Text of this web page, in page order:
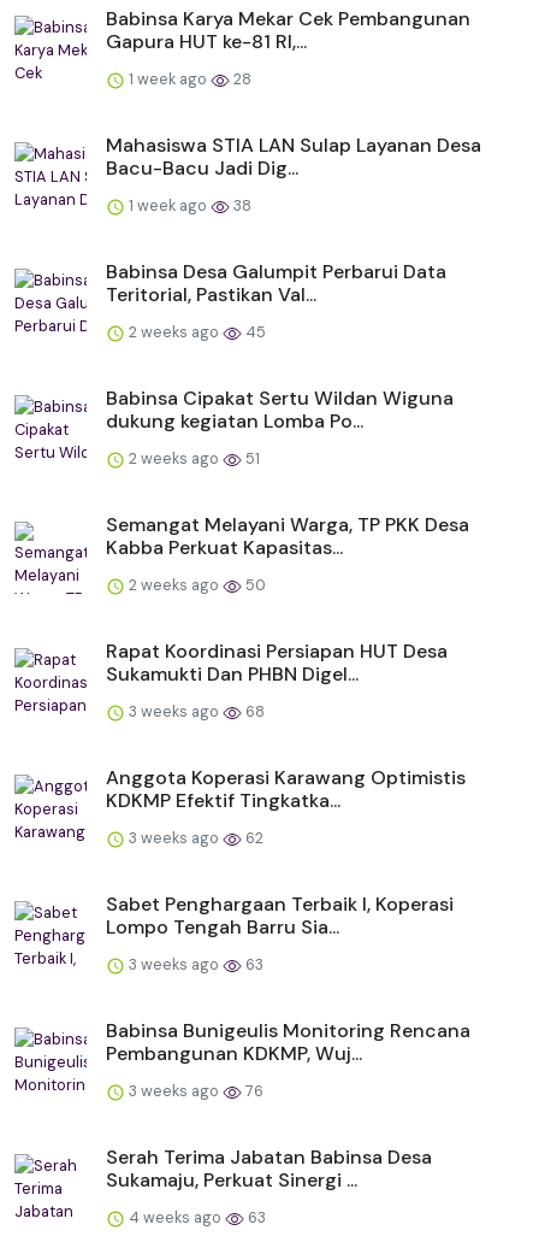
Babinsa Karya Mekar Cek Pembangunan
Gapura HUT ke-81 RI,...
1 week ago 28
Mahasiswa STIA LAN Sulap Layanan Desa
Bacu-Bacu Jadi Dig...
1 week ago 38
Babinsa Desa Galumpit Perbarui Data
Teritorial, Pastikan Val...
2 weeks ago 45
Babinsa Cipakat Sertu Wildan Wiguna
dukung kegiatan Lomba Po...
2 weeks ago 51
Semangat Melayani Warga, TP PKK Desa
Kabba Perkuat Kapasitas...
2 weeks ago 50
Rapat Koordinasi Persiapan HUT Desa
Sukamukti Dan PHBN Digel...
3 weeks ago 68
Anggota Koperasi Karawang Optimistis
KDKMP Efektif Tingkatka...
3 weeks ago 62
Sabet Penghargaan Terbaik I, Koperasi
Lompo Tengah Barru Sia...
3 weeks ago 63
Babinsa Bunigeulis Monitoring Rencana
Pembangunan KDKMP, Wuj...
3 weeks ago 76
Serah Terima Jabatan Babinsa Desa
Sukamaju, Perkuat Sinergi ...
4 weeks ago 63